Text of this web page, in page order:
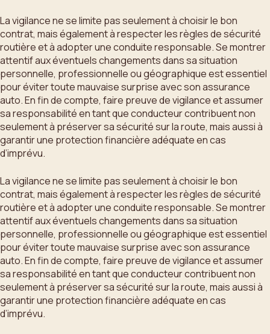
La vigilance ne se limite pas seulement à choisir le bon
contrat, mais également à respecter les règles de sécurité
routière et à adopter une conduite responsable. Se montrer
attentif aux éventuels changements dans sa situation
personnelle, professionnelle ou géographique est essentiel
pour éviter toute mauvaise surprise avec son assurance
auto. En fin de compte, faire preuve de vigilance et assumer
sa responsabilité en tant que conducteur contribuent non
seulement à préserver sa sécurité sur la route, mais aussi à
garantir une protection financière adéquate en cas
d’imprévu.
La vigilance ne se limite pas seulement à choisir le bon
contrat, mais également à respecter les règles de sécurité
routière et à adopter une conduite responsable. Se montrer
attentif aux éventuels changements dans sa situation
personnelle, professionnelle ou géographique est essentiel
pour éviter toute mauvaise surprise avec son assurance
auto. En fin de compte, faire preuve de vigilance et assumer
sa responsabilité en tant que conducteur contribuent non
seulement à préserver sa sécurité sur la route, mais aussi à
garantir une protection financière adéquate en cas
d’imprévu.